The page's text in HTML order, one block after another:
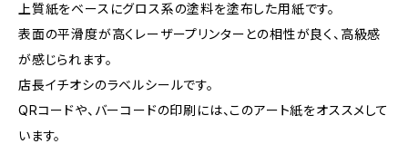
上質紙をベースにグロス系の塗料を塗布した用紙です。
表面の平滑度が高くレーザープリンターとの相性が良く、高級感
が感じられます。
店長イチオシのラベルシールです。
QRコードや、バーコードの印刷には、このアート紙をオススメして
います。